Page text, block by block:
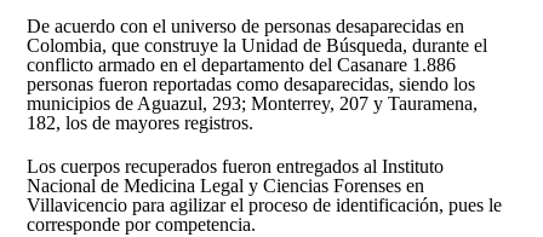
De acuerdo con el universo de personas desaparecidas en
Colombia, que construye la Unidad de Búsqueda, durante el
conflicto armado en el departamento del Casanare 1.886
personas fueron reportadas como desaparecidas, siendo los
municipios de Aguazul, 293; Monterrey, 207 y Tauramena,
182, los de mayores registros.
Los cuerpos recuperados fueron entregados al Instituto
Nacional de Medicina Legal y Ciencias Forenses en
Villavicencio para agilizar el proceso de identificación, pues le
corresponde por competencia.